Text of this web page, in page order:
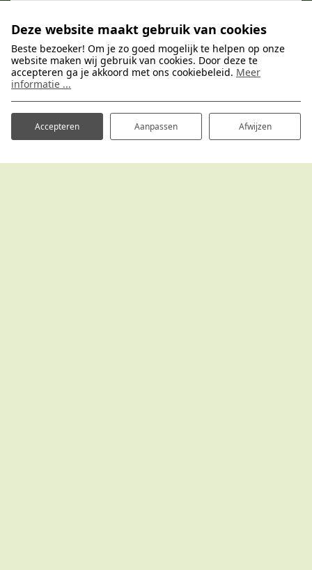
Vakantiepark Bronckhorst
7255 MJ Hengelo (GLD)
Deze website maakt gebruik van cookies
Beste bezoeker! Om je zo goed mogelijk te helpen op onze
website maken wij gebruik van cookies. Door deze te
accepteren ga je akkoord met ons cookiebeleid. Meer
informatie ...
Accepteren Aanpassen Afwijzen